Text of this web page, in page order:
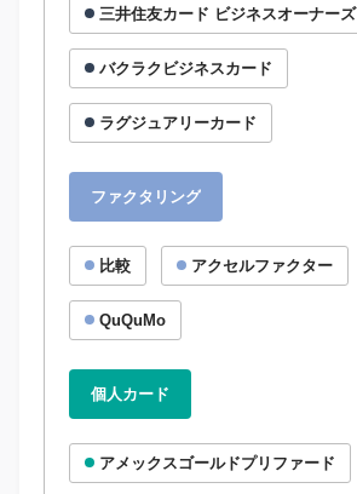
三井住友カード ビジネスオーナーズ
バクラクビジネスカード
ラグジュアリーカード
ファクタリング
比較 アクセルファクター
QuQuMo
個人カード
アメックスゴールドプリファード